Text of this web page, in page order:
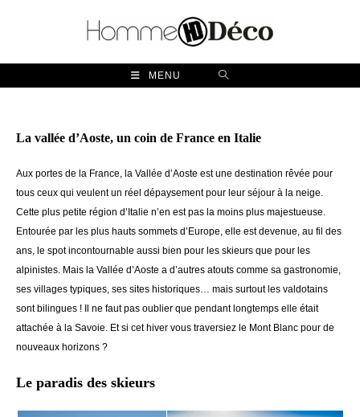
MENU
La vallée d’Aoste, un coin de France en Italie
Aux portes de la France, la Vallée d’Aoste est une destination rêvée pour
tous ceux qui veulent un réel dépaysement pour leur séjour à la neige.
Cette plus petite région d’Italie n’en est pas la moins plus majestueuse.
Entourée par les plus hauts sommets d’Europe, elle est devenue, au fil des
ans, le spot incontournable aussi bien pour les skieurs que pour les
alpinistes. Mais la Vallée d’Aoste a d’autres atouts comme sa gastronomie,
ses villages typiques, ses sites historiques… mais surtout les valdotains
sont bilingues ! Il ne faut pas oublier que pendant longtemps elle était
attachée à la Savoie. Et si cet hiver vous traversiez le Mont Blanc pour de
nouveaux horizons ?
Le paradis des skieurs